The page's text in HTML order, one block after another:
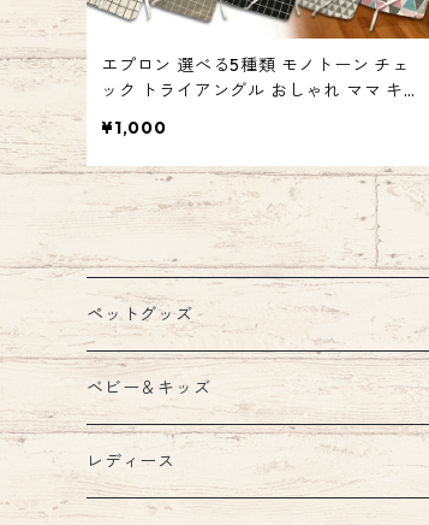
エプロン 選べる5種類 モノトーン チェ
ック トライアングル おしゃれ ママ キッ
style エミリースタイル
¥1,000
ペットグッズ
ウェア
ウェア
首輪
ベビー＆キッズ
キッズルーム
レディース